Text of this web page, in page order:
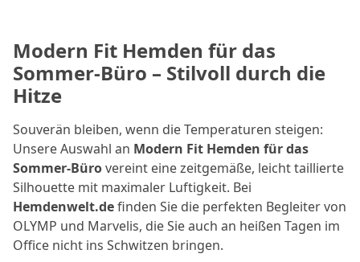
Modern Fit Hemden für das
Sommer-Büro – Stilvoll durch die
Hitze
Souverän bleiben, wenn die Temperaturen steigen:
Unsere Auswahl an Modern Fit Hemden für das
Sommer-Bürovereint eine zeitgemäße, leicht taillierte
Silhouette mit maximaler Luftigkeit. Bei
Hemdenwelt.definden Sie die perfekten Begleiter von
OLYMP und Marvelis, die Sie auch an heißen Tagen im
Office nicht ins Schwitzen bringen.